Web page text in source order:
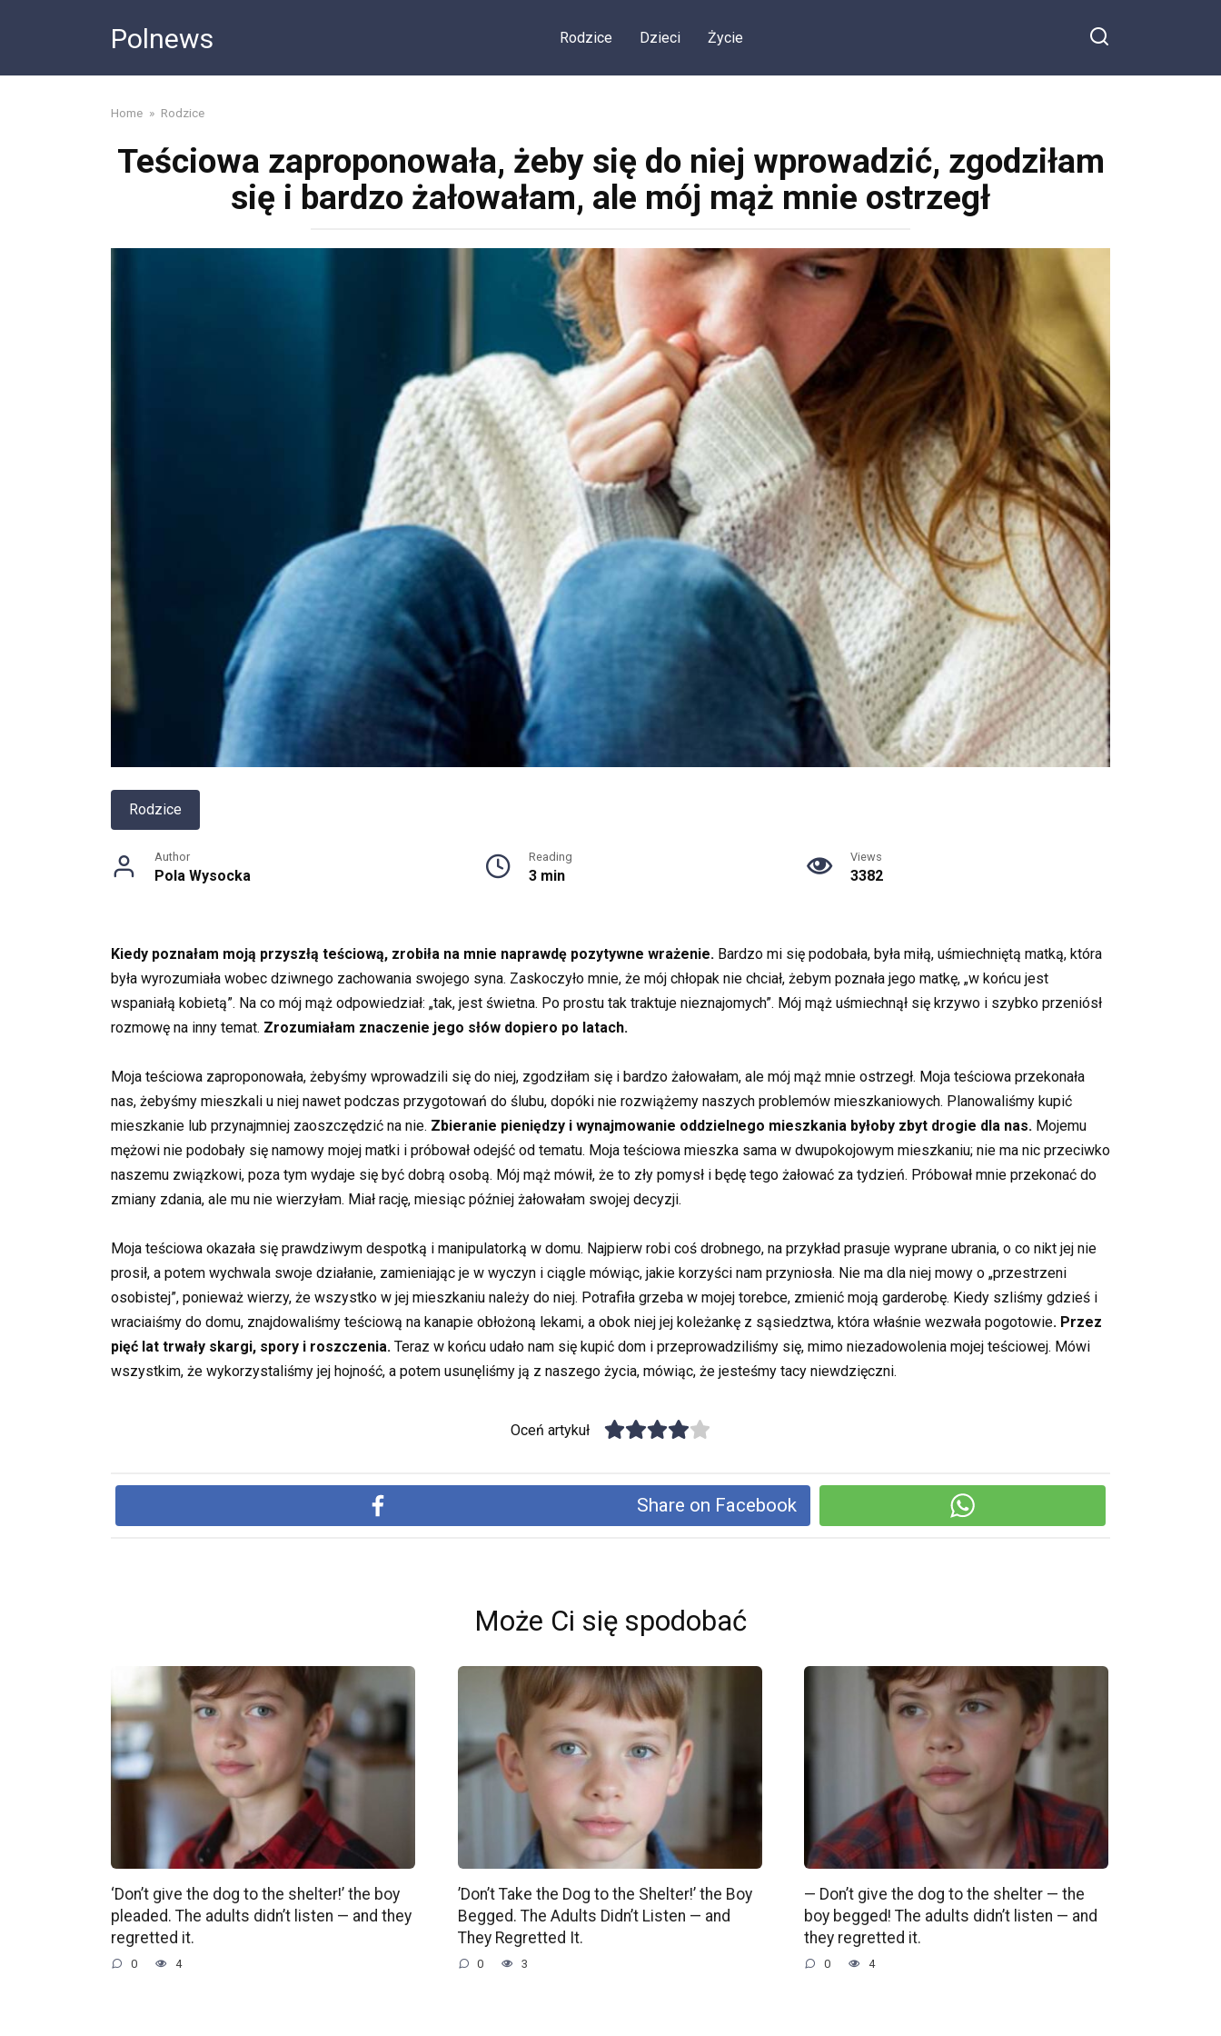
Polnews Rodzice Dzieci Życie
Home » Rodzice
Teściowa zaproponowała, żeby się do niej wprowadzić, zgodziłam
się i bardzo żałowałam, ale mój mąż mnie ostrzegł
Rodzice
Author
Pola Wysocka
Reading
3 min
Views
3382
Kiedy poznałam moją przyszłą teściową, zrobiła na mnie naprawdę pozytywne wrażenie. Bardzo mi się podobała, była miłą, uśmiechniętą matką, która
była wyrozumiała wobec dziwnego zachowania swojego syna. Zaskoczyło mnie, że mój chłopak nie chciał, żebym poznała jego matkę, „w końcu jest
wspaniałą kobietą”. Na co mój mąż odpowiedział: „tak, jest świetna. Po prostu tak traktuje nieznajomych”. Mój mąż uśmiechnął się krzywo i szybko przeniósł
rozmowę na inny temat. Zrozumiałam znaczenie jego słów dopiero po latach.
Moja teściowa zaproponowała, żebyśmy wprowadzili się do niej, zgodziłam się i bardzo żałowałam, ale mój mąż mnie ostrzegł. Moja teściowa przekonała
nas, żebyśmy mieszkali u niej nawet podczas przygotowań do ślubu, dopóki nie rozwiążemy naszych problemów mieszkaniowych. Planowaliśmy kupić
mieszkanie lub przynajmniej zaoszczędzić na nie. Zbieranie pieniędzy i wynajmowanie oddzielnego mieszkania byłoby zbyt drogie dla nas. Mojemu
mężowi nie podobały się namowy mojej matki i próbował odejść od tematu. Moja teściowa mieszka sama w dwupokojowym mieszkaniu; nie ma nic przeciwko
naszemu związkowi, poza tym wydaje się być dobrą osobą. Mój mąż mówił, że to zły pomysł i będę tego żałować za tydzień. Próbował mnie przekonać do
zmiany zdania, ale mu nie wierzyłam. Miał rację, miesiąc później żałowałam swojej decyzji.
Moja teściowa okazała się prawdziwym despotką i manipulatorką w domu. Najpierw robi coś drobnego, na przykład prasuje wyprane ubrania, o co nikt jej nie
prosił, a potem wychwala swoje działanie, zamieniając je w wyczyn i ciągle mówiąc, jakie korzyści nam przyniosła. Nie ma dla niej mowy o „przestrzeni
osobistej”, ponieważ wierzy, że wszystko w jej mieszkaniu należy do niej. Potrafiła grzeba w mojej torebce, zmienić moją garderobę. Kiedy szliśmy gdzieś i
wraciaiśmy do domu, znajdowaliśmy teściową na kanapie obłożoną lekami, a obok niej jej koleżankę z sąsiedztwa, która właśnie wezwała pogotowie. Przez
pięć lat trwały skargi, spory i roszczenia. Teraz w końcu udało nam się kupić dom i przeprowadziliśmy się, mimo niezadowolenia mojej teściowej. Mówi
wszystkim, że wykorzystaliśmy jej hojność, a potem usunęliśmy ją z naszego życia, mówiąc, że jesteśmy tacy niewdzięczni.
Oceń artykuł
Share on Facebook
Może Ci się spodobać
‘Don’t give the dog to the shelter!’ the boy
pleaded. The adults didn’t listen — and they
regretted it.
0 4
’Don’t Take the Dog to the Shelter!’ the Boy
Begged. The Adults Didn’t Listen — and
They Regretted It.
0 3
— Don’t give the dog to the shelter — the
boy begged! The adults didn’t listen — and
they regretted it.
0 4